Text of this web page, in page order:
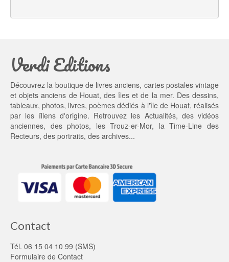
é
t :
0,
0
0 €.
s
Verdi Editions
Découvrez la boutique de livres anciens, cartes postales vintage
et objets anciens de Houat, des îles et de la mer. Des dessins,
tableaux, photos, livres, poèmes dédiés à l'île de Houat, réalisés
par les îliens d'origine. Retrouvez les Actualités, des vidéos
anciennes, desphotos, lesTrouz-er-Mor, laTime-Line des
Recteurs, des portraits, des archives...
Contact
Tél. 06 15 04 10 99 (SMS)
Formulaire de Contact